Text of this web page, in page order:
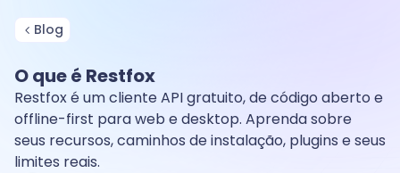
Blog
O que é Restfox
Restfox é um cliente API gratuito, de código aberto e
offline-first para web e desktop. Aprenda sobre
seus recursos, caminhos de instalação, plugins e seus
limites reais.